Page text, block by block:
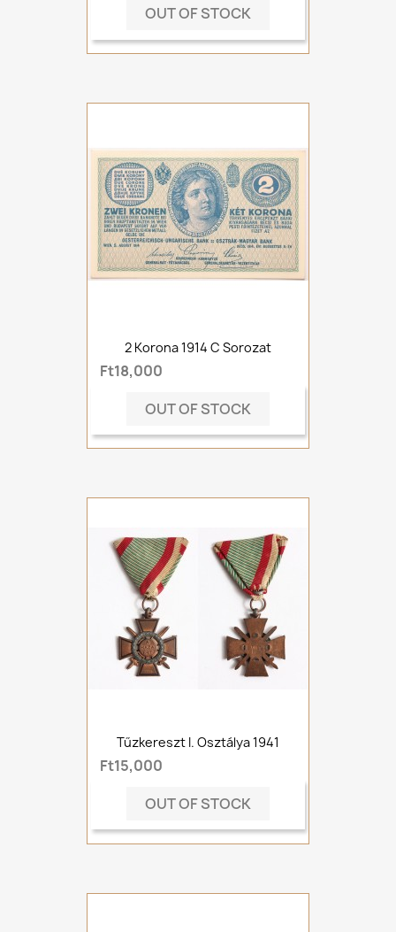
OUT OF STOCK
2 Korona 1914 C Sorozat
Ft18,000
OUT OF STOCK
Tűzkereszt I. Osztálya 1941
Ft15,000
OUT OF STOCK